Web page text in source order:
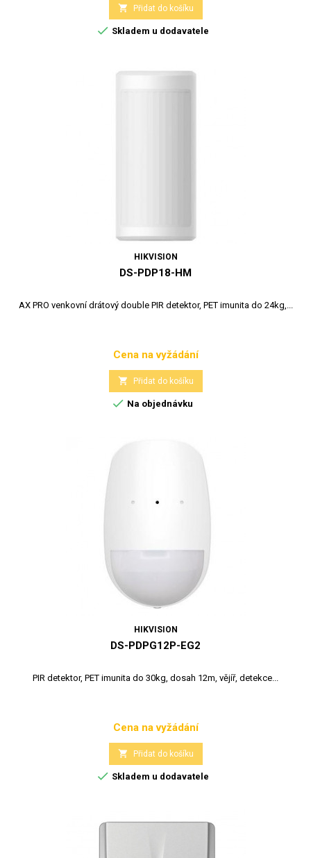
 Přidat do košíku
 Skladem u dodavatele
HIKVISION
DS-PDP18-HM
AX PRO venkovní drátový double PIR detektor, PET imunita do 24kg,...
Cena
Cena na vyžádání
 Přidat do košíku
 Na objednávku
HIKVISION
DS-PDPG12P-EG2
PIR detektor, PET imunita do 30kg, dosah 12m, vějíř, detekce...
Cena
Cena na vyžádání
 Přidat do košíku
 Skladem u dodavatele